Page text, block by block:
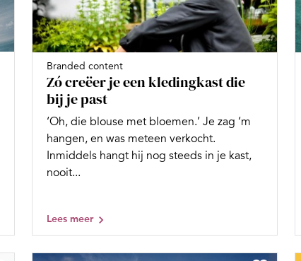
Branded content
Zó creëer je een kledingkast die
bij je past
‘Oh, die blouse met bloemen.’ Je zag ‘m
hangen, en was meteen verkocht.
Inmiddels hangt hij nog steeds in je kast,
nooit...
Lees meer